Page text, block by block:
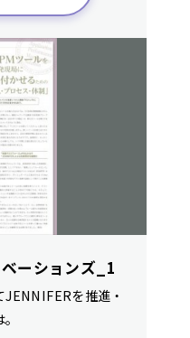
ーションズ_1
を推進・